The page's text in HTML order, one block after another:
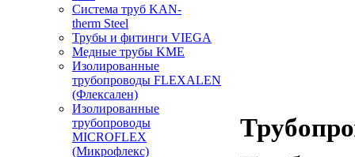
Система труб KAN-
therm Steel
Трубы и фитинги VIEGA
Медные трубы KME
Изолированные
трубопроводы FLEXALEN
(Флексален)
Изолированные
трубопроводы
MICROFLEX
(Микрофлекс)